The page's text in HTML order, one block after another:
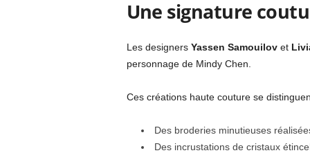
Une signature
Les designers Yassen Samouilovet
personnage de Mindy Chen.
Ces créations haute couture se
Des broderies minutieuses
Des incrustations de cristaux